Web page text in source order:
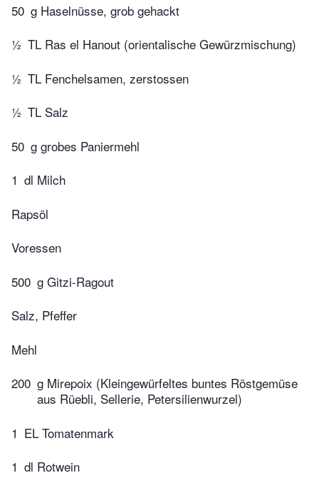
50 g Haselnüsse, grob gehackt
½ TL Ras el Hanout (orientalische Gewürzmischung)
½ TL Fenchelsamen, zerstossen
½ TL Salz
50 g grobes Paniermehl
1 dl Milch
Rapsöl
Voressen
500 g Gitzi-Ragout
Salz, Pfeffer
Mehl
200 g Mirepoix (Kleingewürfeltes buntes Röstgemüse
aus Rüebli, Sellerie, Petersilienwurzel)
1 EL Tomatenmark
1 dl Rotwein